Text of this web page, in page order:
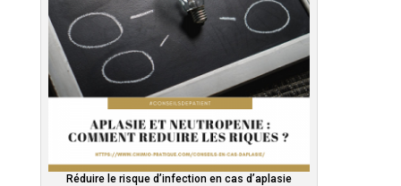
Réduire le risque d’infection en cas d’aplasie